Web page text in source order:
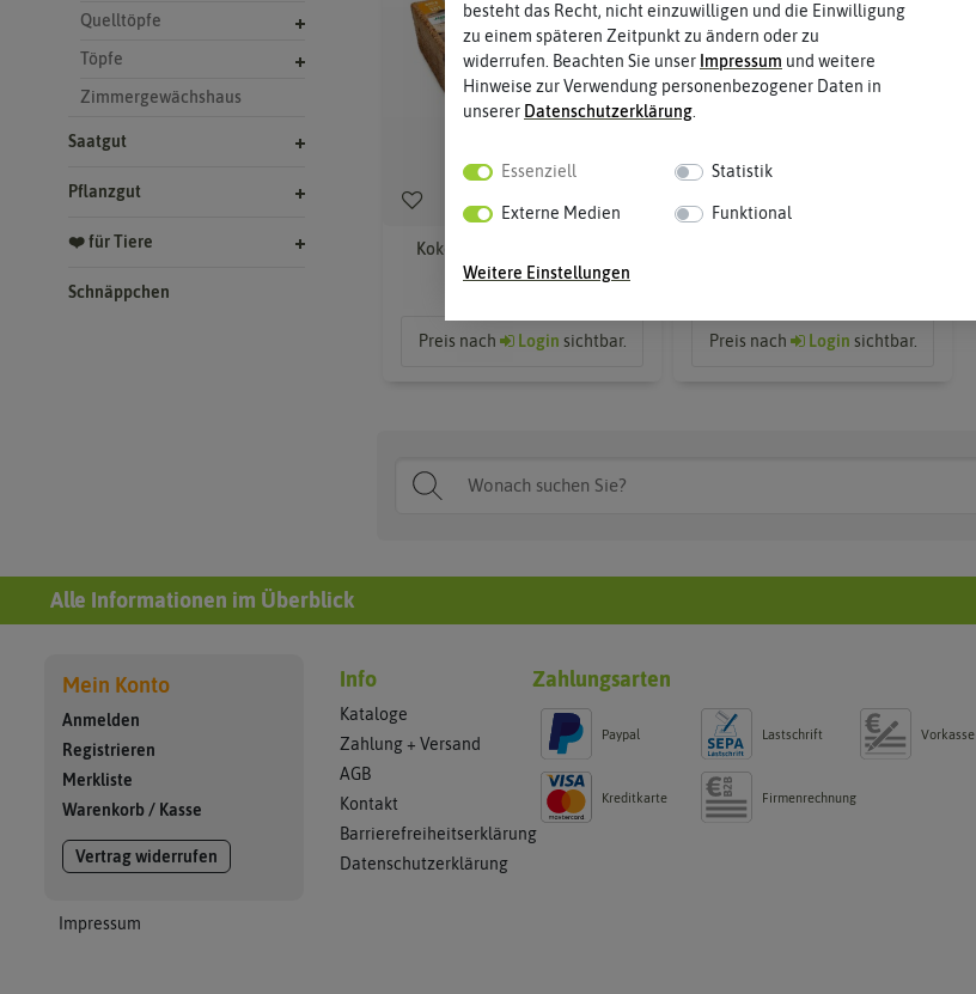
Quelltöpfe
Töpfe
Zimmergewächshaus
Saatgut
Pflanzgut
❤️ für Tiere
Schnäppchen
Kokoserde (800 g, ergibt 10 l)
Preis nach Login sichtbar. Preis nach Login sichtbar.
Alle Informationen im Überblick
Mein Konto
Anmelden
Registrieren
Merkliste
Warenkorb / Kasse
Vertrag widerrufen
Impressum
Info
Kataloge
Zahlung + Versand
AGB
Kontakt
Barrierefreiheitserklärung
Datenschutzerklärung
Zahlungsarten
Paypal Lastschrift Vorkasse
Kreditkarte Firmenrechnung
besteht das Recht, nicht einzuwilligen und die Einwilligung
zu einem späteren Zeitpunkt zu ändern oder zu
widerrufen. Beachten Sie unser Impressum und weitere
Hinweise zur Verwendung personenbezogener Daten in
unserer Daten­schutz­erklärung
Essenziell Statistik
Externe Medien Funktional
Weitere Einstellungen